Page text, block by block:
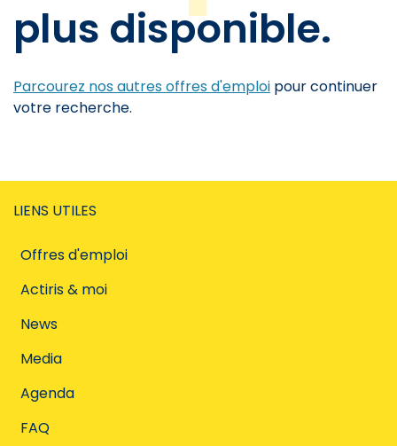
plus disponible.
Parcourez nos autres offres d'emploi pour continuer
votre recherche.
LIENS UTILES
Offres d'emploi
Actiris & moi
News
Media
Agenda
FAQ